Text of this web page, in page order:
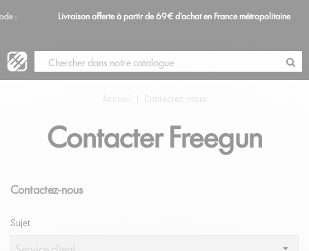
Livraison offerte à partir de 69€ d'achat en France métropolitaine
Accueil | Contactez-nous
Contacter Freegun
Contactez-nous
Sujet